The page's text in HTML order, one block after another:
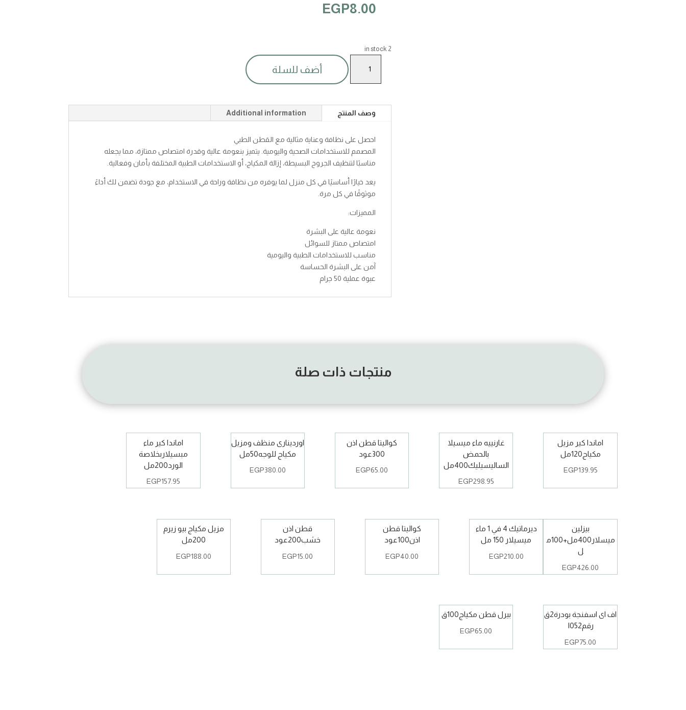
EGP8.00
2 in stock
طبى50جرام
أضف للسلة
وصف المنتج Additional information
احصل على نظافة وعناية مثالية مع القطن الطبي
المصمم للاستخدامات الصحية واليومية. يتميز بنعومة عالية وقدرة امتصاص ممتازة، مما يجعله
مناسبًا لتنظيف الجروح البسيطة، إزالة المكياج، أو الاستخدامات الطبية المختلفة بأمان وفعالية.
يعد خيارًا أساسيًا في كل منزل لما يوفره من نظافة وراحة في الاستخدام، مع جودة تضمن لك أداءً
موثوقًا في كل مرة.
المميزات:
نعومة عالية على البشرة
امتصاص ممتاز للسوائل
مناسب للاستخدامات الطبية واليومية
آمن على البشرة الحساسة
عبوة عملية 50 جرام
منتجات ذات صلة
اماندا كير مزيل
مكياج120مل
EGP139.95
غارنييه ماء ميسيلا
بالحمض
الساليسيليك400مل
EGP298.95
كواليتا قطن اذن
300عود
EGP65.00
اوردينارى منظف ومزيل
مكياج للوجه50مل
EGP380.00
اماندا كير ماء
مبسيلاربخلاصة
الورد200مل
EGP157.95
بيزلين
ميسلار400مل+100م
ل
EGP426.00
ديرماتيك 4 في 1 ماء
ميسيلار 150 مل
EGP210.00
كواليتا قطن
اذن100عود
EGP40.00
قطن اذن
خشب200عود
EGP15.00
مزيل مكياج بيو زيرم
200مل
EGP188.00
اف اى اسفنجة بودرة2ق
رقمI052
EGP75.00
بيرل قطن مكياج100ق
EGP65.00